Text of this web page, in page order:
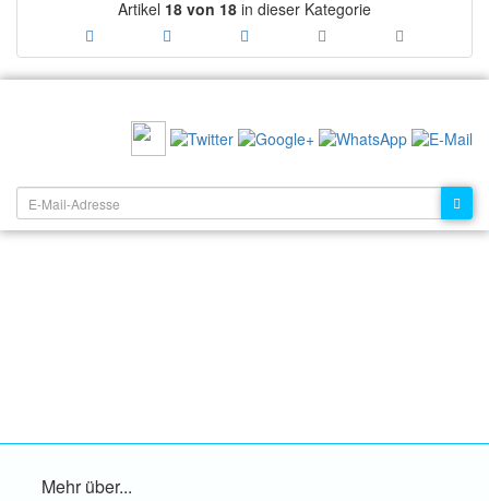
Artikel 18 von 18 in dieser Kategorie
Mehr über...